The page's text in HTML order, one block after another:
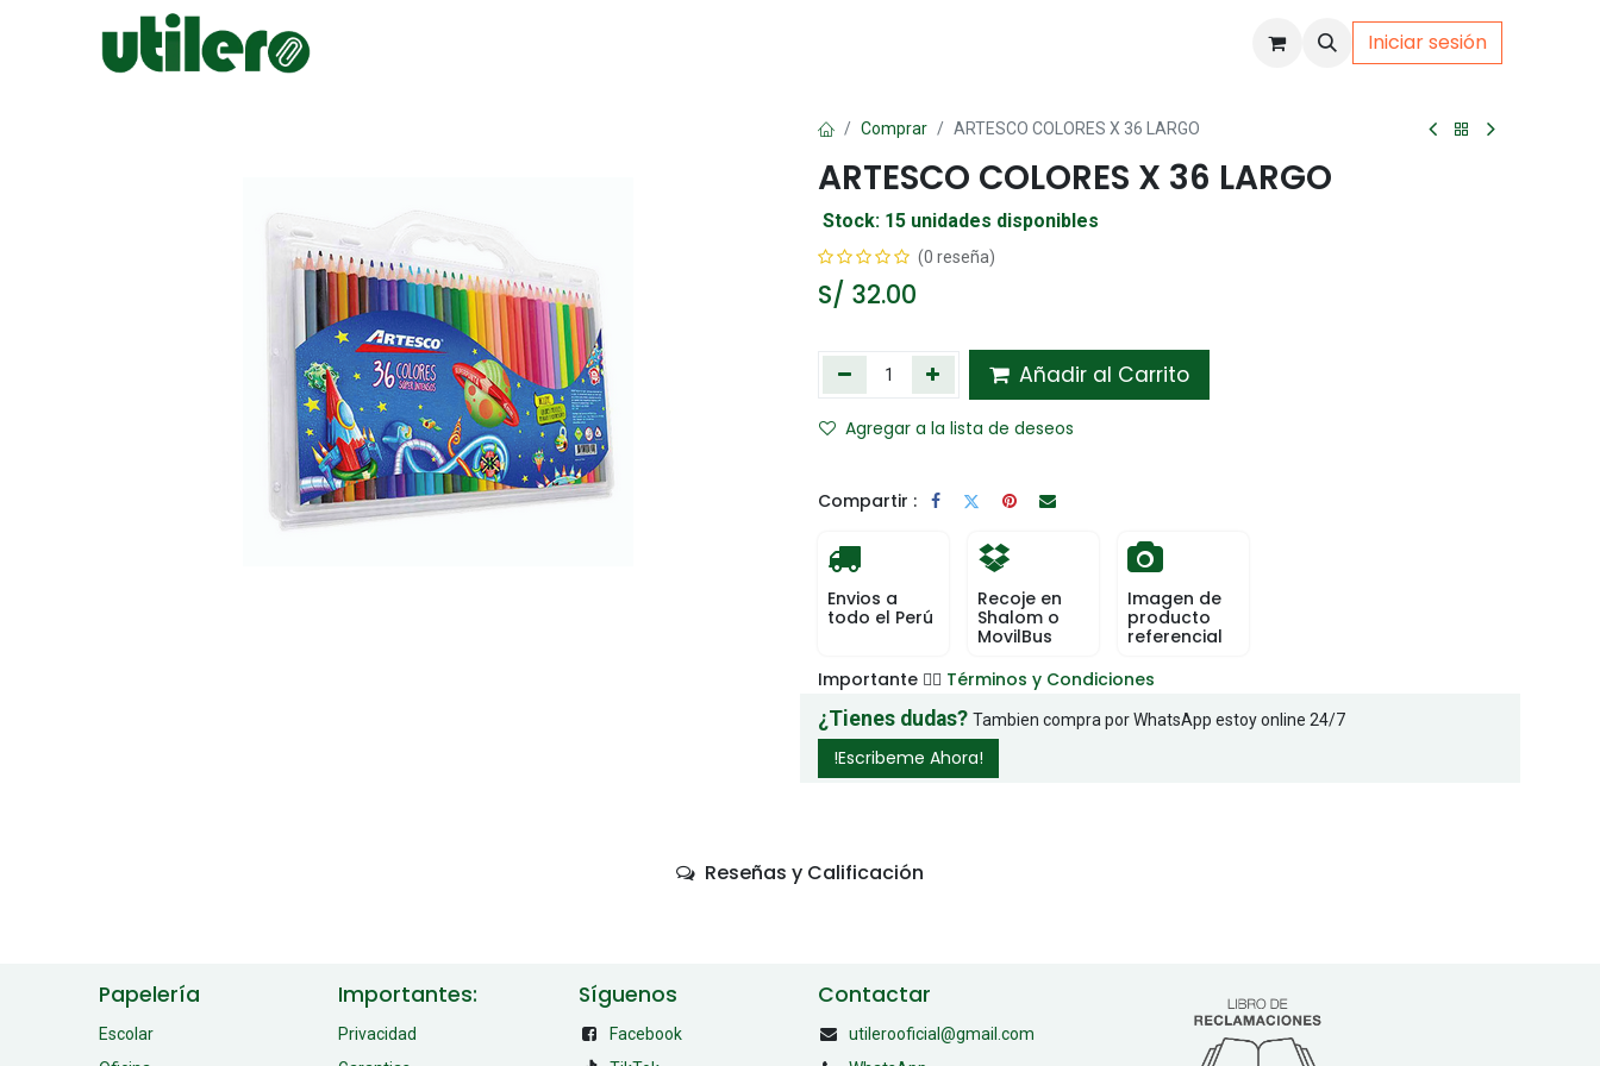
Iniciar sesión
Comprar ARTESCO COLORES X 36 LARGO
ARTESCO COLORES X 36 LARGO
Stock: 15 unidades disponibles
(0 reseña)
S/ 32.00
Añadir al Carrito
Agregar a la lista de deseos
Compartir :
Envios a
todo el Perú
Recoje en
Shalom o
MovilBus
Imagen de
producto
referencial
Importante 👉🏻 Términos y Condiciones
¿Tienes dudas? Tambien compra por WhatsApp estoy online 24/7
!Escribeme Ahora!
Reseñas y Calificación
Papelería
Escolar
Importantes:
Privacidad
Síguenos
Facebook
Contactar
utilerooficial@gmail.com